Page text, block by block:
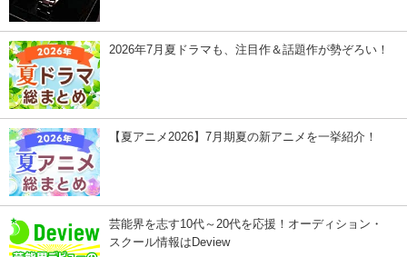
2026年7月夏ドラマも、注目作＆話題作が勢ぞろい！
【夏アニメ2026】7月期夏の新アニメを一挙紹介！
芸能界を志す10代～20代を応援！オーディション・
スクール情報はDeview